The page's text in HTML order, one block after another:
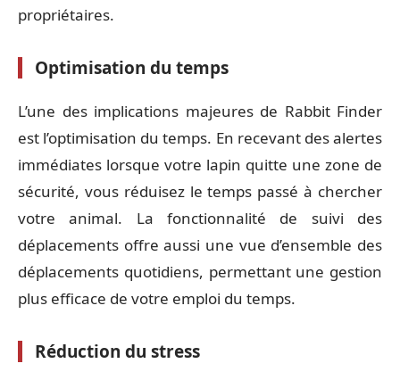
propriétaires.
Optimisation du temps
L’une des implications majeures de Rabbit Finder
est l’optimisation du temps. En recevant des alertes
immédiates lorsque votre lapin quitte une zone de
sécurité, vous réduisez le temps passé à chercher
votre animal. La fonctionnalité de suivi des
déplacements offre aussi une vue d’ensemble des
déplacements quotidiens, permettant une gestion
plus efficace de votre emploi du temps.
Réduction du stress